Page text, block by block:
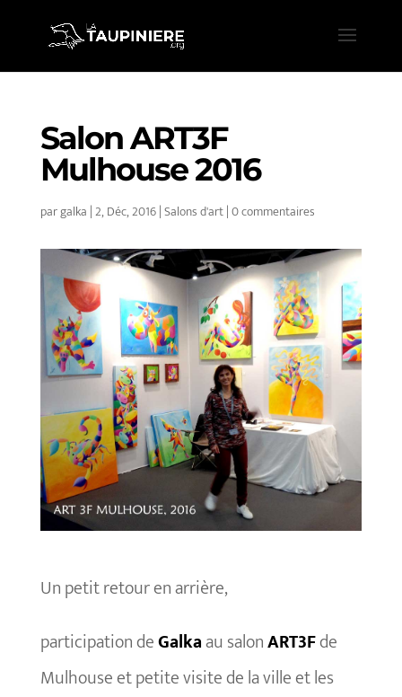
Salon ART3F
Mulhouse 2016
pargalka |2, Déc, 2016|Salons d'art|0 commentaires
Un petit retour en arrière,
participation deGalkaau salonART3Fde
Mulhouse et petite visite de la ville et les